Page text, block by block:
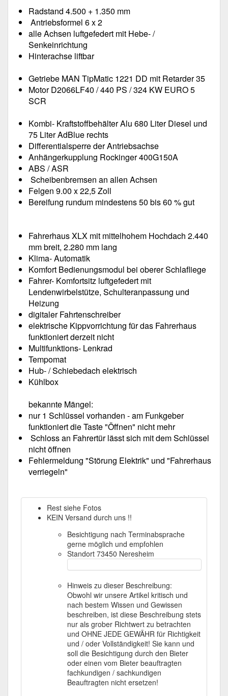
Radstand 4.500 + 1.350 mm
Antriebsformel 6 x 2
alle Achsen luftgefedert mit Hebe- /
Senkeinrichtung
Hinterachse liftbar
Getriebe MAN TipMatic 1221 DD mit Retarder 35
Motor D2066LF40 / 440 PS / 324 KW EURO 5
SCR
Kombi- Kraftstoffbehälter Alu 680 Liter Diesel und
75 Liter AdBlue rechts
Differentialsperre der Antriebsachse
Anhängerkupplung Rockinger 400G150A
ABS / ASR
Scheibenbremsen an allen Achsen
Felgen 9.00 x 22,5 Zoll
Bereifung rundum mindestens 50 bis 60 % gut
Fahrerhaus XLX mit mittelhohem Hochdach 2.440
mm breit, 2.280 mm lang
Klima- Automatik
Komfort Bedienungsmodul bei oberer Schlafliege
Fahrer- Komfortsitz luftgefedert mit
Lendenwirbelstütze, Schulteranpassung und
Heizung
digitaler Fahrtenschreiber
elektrische Kippvorrichtung für das Fahrerhaus
funktioniert derzeit nicht
Multifunktions- Lenkrad
Tempomat
Hub- / Schiebedach elektrisch
Kühlbox
bekannte Mängel:
nur 1 Schlüssel vorhanden - am Funkgeber
funktioniert die Taste "Öffnen" nicht mehr
Schloss an Fahrertür lässt sich mit dem Schlüssel
nicht öffnen
Fehlermeldung "Störung Elektrik" und "Fahrerhaus
verriegeln"
Rest siehe Fotos
KEIN Versand durch uns !!
Besichtigung nach Terminabsprache
gerne möglich und empfohlen
Standort 73450 Neresheim
Hinweis zu dieser Beschreibung:
Obwohl wir unsere Artikel kritisch und
nach bestem Wissen und Gewissen
beschreiben, ist diese Beschreibung stets
nur als grober Richtwert zu betrachten
und OHNE JEDE GEWÄHR für Richtigkeit
und / oder Vollständigkeit! Sie kann und
soll die Besichtigung durch den Bieter
oder einen vom Bieter beauftragten
fachkundigen / sachkundigen
Beauftragten nicht ersetzen!